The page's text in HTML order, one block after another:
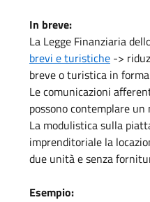
In breve:
La Legge Finanziaria
brevi e turistiche->
breve o turistica in
Le comunicazioni
possono contemplare
La modulistica sulla
imprenditoriale la
due unità e senza
Esempio: